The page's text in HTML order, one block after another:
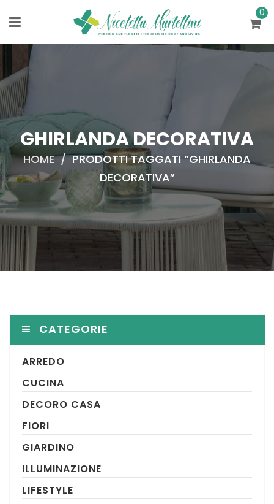
0
GHIRLANDA DECORATIVA
HOME / PRODOTTI TAGGATI “GHIRLANDA
DECORATIVA”
CATEGORIE
ARREDO
CUCINA
DECORO CASA
FIORI
GIARDINO
ILLUMINAZIONE
LIFESTYLE